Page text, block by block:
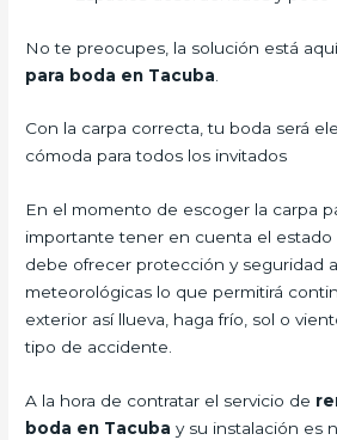
No te preocupes, la solución está
para boda en Tacuba
Con la carpa correcta, tu boda será
cómoda para todos los invitados
En el momento de escoger la carpa
importante tener en cuenta el estado
debe ofrecer protección y seguridad
meteorológicas lo que permitirá
exterior así llueva, haga frío, sol o
tipo de accidente.
A la hora de contratar el servicio de
boda en Tacuba y su instalación es